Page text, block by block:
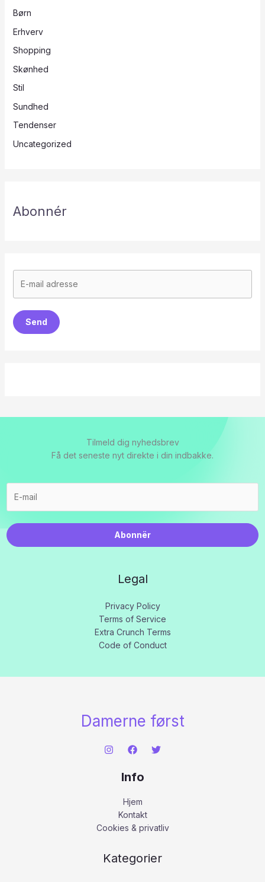
Børn
Erhverv
Shopping
Skønhed
Stil
Sundhed
Tendenser
Uncategorized
Abonnér
Send
Tilmeld dig nyhedsbrev
Få det seneste nyt direkte i din indbakke.
Abonnër
Legal
Privacy Policy
Terms of Service
Extra Crunch Terms
Code of Conduct
Damerne først
Info
Hjem
Kontakt
Cookies & privatliv
Kategorier